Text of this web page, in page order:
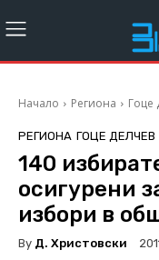
Начало Региона Гоце
РЕГИОНА ГОЦЕ ДЕЛЧЕВ
140
осигурени
избори в
By Д. Христовски